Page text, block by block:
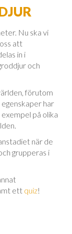
Nu ska vi
att
in i
och
förutom
har
på olika
när de
grupperas i
ett quiz!